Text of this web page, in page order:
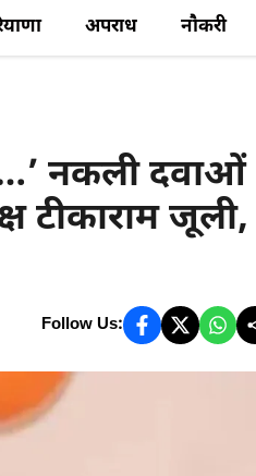
अपराध नौकरी
नकली दवाओं
टीकाराम जूली,
Follow Us: